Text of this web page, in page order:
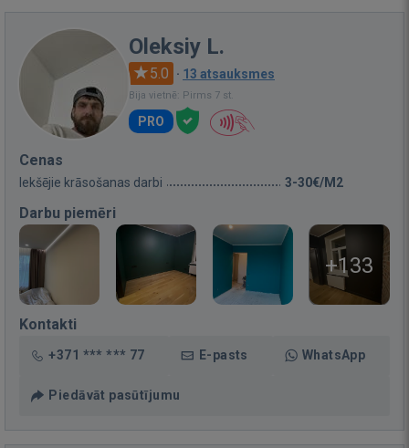
Oleksiy L.
5.0 · 13 atsauksmes
Bija vietnē: Pirms 7 st.
PRO
Cenas
Iekšējie krāsošanas darbi 3-30€/M2
Darbu piemēri
+133
Kontakti
+371 *** *** 77 E-pasts WhatsApp
Piedāvāt pasūtījumu